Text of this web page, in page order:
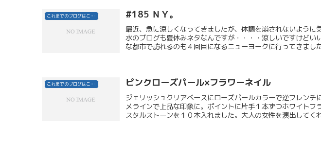
これまでのブログはこちら #185 ＮＹ。
最近、急に涼しくなってきましたが、体調を崩されないように
水のブログも夏休みネタなんですが・・・・涼しいですけどい
な都市で訪れるのも４回目になるニューヨークに行ってきまし
これまでのブログはこちら ピンクローズパール×フラワーネイル
ジェリッシュクリアベースにローズパールカラーで逆フレンチ
メラインで上品な印象に。ポイントに片手１本ずつホワイトフ
スタルストーンを１０本入れました。大人の女性を演出してく